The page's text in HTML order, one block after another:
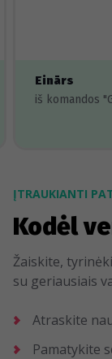
Einārs
iš komandos
ĮTRAUKIANTI
Kodėl
Žaiskite,
su geriausiais
Atraskite
Pamatykite